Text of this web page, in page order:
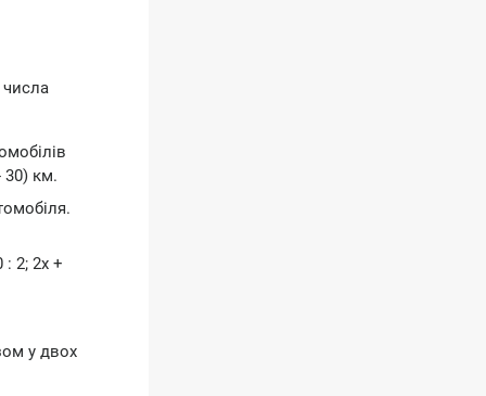
числа
30) км.
: 2; 2х +
у двох